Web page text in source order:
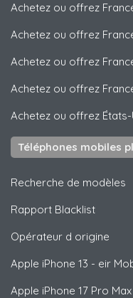
Achetez ou offrez
Achetez ou offrez
Achetez ou offrez
Achetez ou offrez
Achetez ou offrez États-
Téléphones mobiles
Recherche de modèles
Rapport Blacklist
Opérateur d origine
Apple iPhone 13 - eir
Apple iPhone 17 Pro